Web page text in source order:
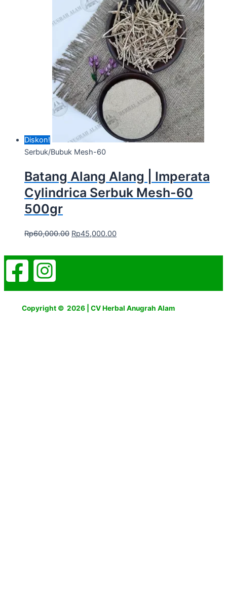
Diskon!
Serbuk/Bubuk Mesh-60
Batang Alang Alang | Imperata
Cylindrica Serbuk Mesh-60
500gr
Rp60,000.00 Rp45,000.00
Copyright © 2026 | CV Herbal Anugrah Alam